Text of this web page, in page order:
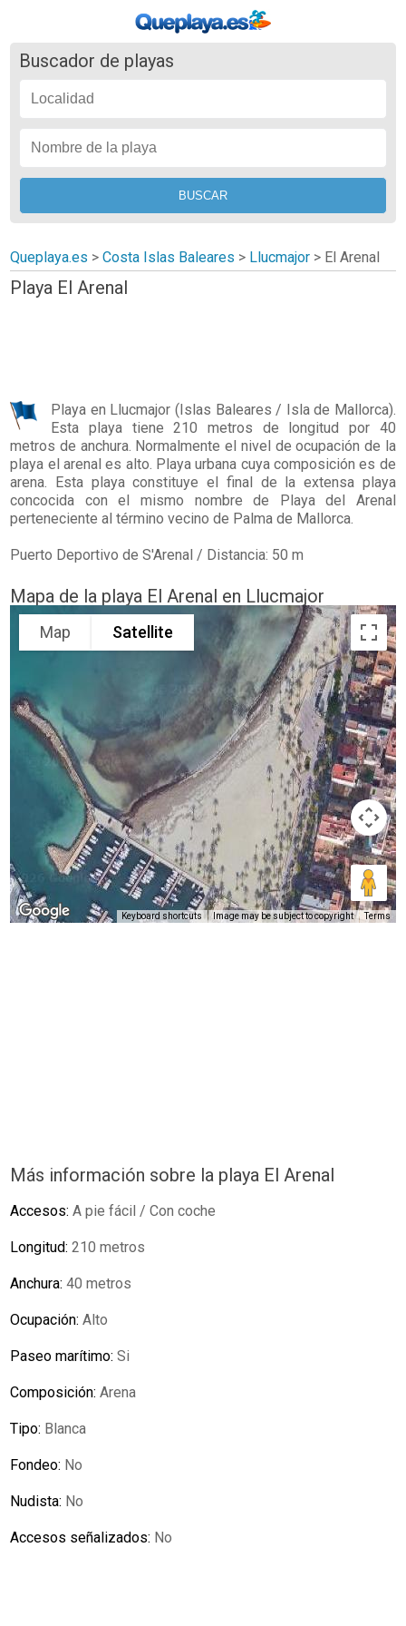
Buscador de playas
Queplaya.es >Costa Islas Baleares > Llucmajor > El Arenal
Playa El Arenal
Playa en Llucmajor (Islas Baleares / Isla de Mallorca).
Esta playa tiene 210 metros de longitud por 40
metros de anchura. Normalmente el nivel de ocupación de la
playa el arenal es alto. Playa urbana cuya composición es de
arena. Esta playa constituye el final de la extensa playa
concocida con el mismo nombre de Playa del Arenal
perteneciente al término vecino de Palma de Mallorca.
Puerto Deportivo de S'Arenal / Distancia: 50 m
Mapa de la playa El Arenal en Llucmajor
Map Satellite
Keyboard shortcuts Image may be subject to copyright Terms
Más información sobre la playa El Arenal
Accesos:A pie fácil / Con coche
Longitud:210 metros
Anchura:40 metros
Ocupación:Alto
Paseo marítimo:Si
Composición:Arena
Tipo: Blanca
Fondeo: No
Nudista: No
Accesos señalizados: No